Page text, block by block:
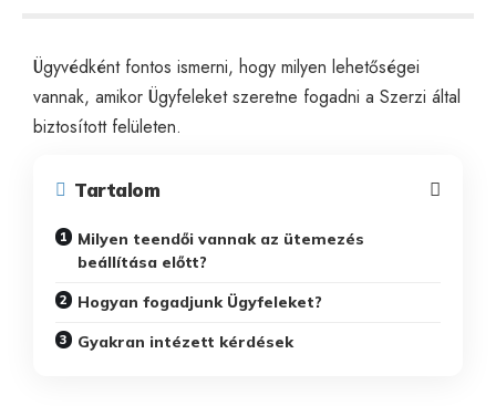
Ügyvédként fontos ismerni, hogy milyen lehetőségei
vannak, amikor Ügyfeleket szeretne fogadni a Szerzi által
biztosított felületen.
Tartalom
Milyen teendői vannak az ütemezés
beállítása előtt?
Hogyan fogadjunk Ügyfeleket?
Gyakran intézett kérdések